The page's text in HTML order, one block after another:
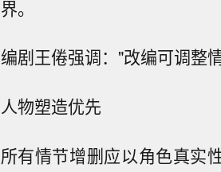
界。
编剧王倦强调："改编可调整
人物塑造优先
所有情节增删应以角色真实